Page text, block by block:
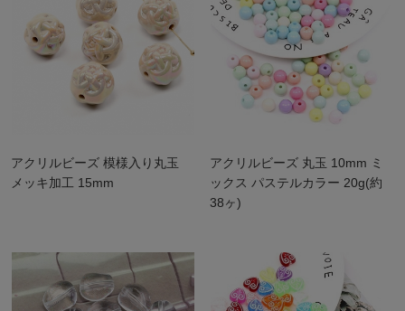
アクリルビーズ 模様入り丸玉
メッキ加工 15mm
アクリルビーズ 丸玉 10mm ミ
ックス パステルカラー 20g(約
38ヶ)